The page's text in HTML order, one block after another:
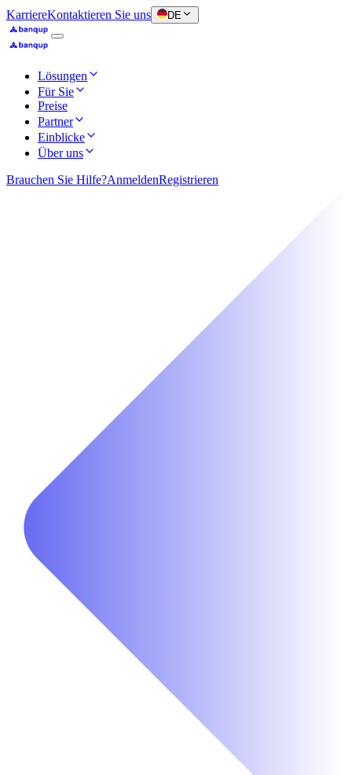
KarriereKontaktieren Sie uns DE
Lösungen
Für Sie
Preise
Partner
Einblicke
Über uns
Brauchen Sie Hilfe?AnmeldenRegistrieren